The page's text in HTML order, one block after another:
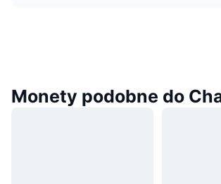
Monety podobne do